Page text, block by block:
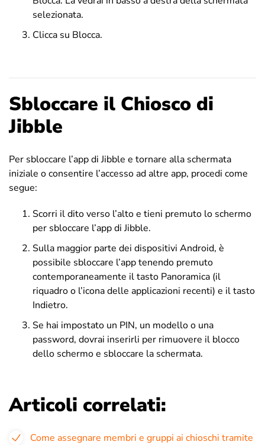
selezionata.
Clicca su Blocca.
Sbloccare il Chiosco di
Jibble
Per sbloccare l’app di Jibble e tornare alla schermata
iniziale o consentire l’accesso ad altre app, procedi come
segue:
Scorri il dito verso l’alto e tieni premuto lo schermo
per sbloccare l’app di Jibble.
Sulla maggior parte dei dispositivi Android, è
possibile sbloccare l’app tenendo premuto
contemporaneamente il tasto Panoramica (il
riquadro o l’icona delle applicazioni recenti) e il tasto
Indietro.
Se hai impostato un PIN, un modello o una
password, dovrai inserirli per rimuovere il blocco
dello schermo e sbloccare la schermata.
Articoli correlati:
Come assegnare membri e gruppi ai chioschi tramite